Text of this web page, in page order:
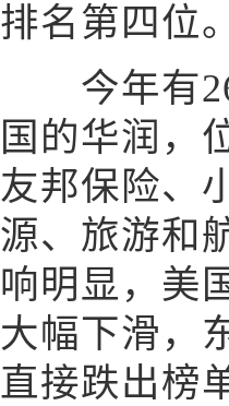
排名第四位。
今年有26
国的华润，
友邦保险、
源、旅游和
响明显，美
大幅下滑，
直接跌出榜